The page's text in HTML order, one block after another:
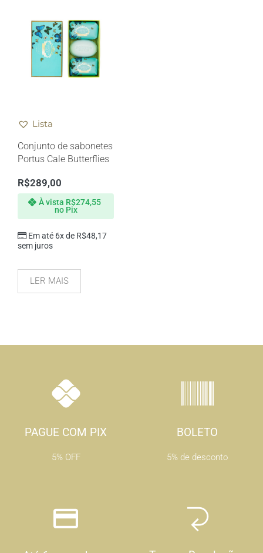
Lista
Conjunto de sabonetes
Portus Cale Butterflies
R$289,00
Em até 6x de R$48,17
sem juros
À vista R$274,55
no Pix
LER MAIS
PAGUE COM PIX
5% OFF
BOLETO
5% de desconto